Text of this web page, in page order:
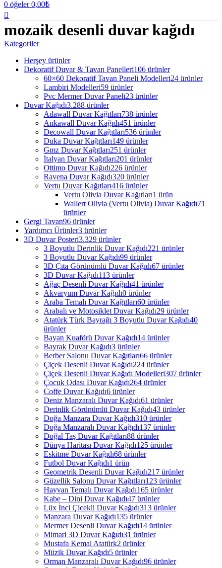
0 öğeler 0,00₺
mozaik desenli duvar kağıdı
Kategoriler
Herşey ürünler
Dekoratif Duvar & Tavan Panelleri106 ürünler
60×60 Dekoratif Tavan Paneli Modelleri24 ürünler
Lambiri Modelleri59 ürünler
Pvc Mermer Duvar Paneli23 ürünler
Duvar Kağıdı3.288 ürünler
Adawall Duvar Kağıtları738 ürünler
Ankawall Duvar Kağıdı451 ürünler
Decowall Duvar Kağıtları536 ürünler
Duka Duvar Kağıtları149 ürünler
Gmz Duvar Kağıtları251 ürünler
İtalyan Duvar Kağıtları201 ürünler
Ottimo Duvar Kağıdı226 ürünler
Ravena Duvar Kağıdı320 ürünler
Vertu Duvar Kağıtları416 ürünler
Vertu Olivia Duvar Kağıtları1 ürün
Wallert Olivia (Vertu Olivia) Duvar Kağıdı71
ürünler
Gergi Tavan96 ürünler
Yardımcı Ürünler3 ürünler
3D Duvar Posteri3.329 ürünler
3 Boyutlu Derinlik Duvar Kağıdı221 ürünler
3 Boyutlu Duvar Kağıdı99 ürünler
3D Çıta Görünümlü Duvar Kağıdı67 ürünler
3D Duvar Kağıdı113 ürünler
Ağaç Desenli Duvar Kağıdı41 ürünler
Akvaryum Duvar Kağıdı0 ürünler
Araba Temalı Duvar Kağıtları60 ürünler
Arabalı ve Motosiklet Duvar Kağıdı29 ürünler
Atatürk Türk Bayrağı 3 Boyutlu Duvar Kağıdı40
ürünler
Bayan Kuaförü Duvar Kağıdı14 ürünler
Bayrak Duvar Kağıdı3 ürünler
Berber Salonu Duvar Kağıtları66 ürünler
Çiçek Desenli Duvar Kağıdı224 ürünler
Çiçek Desenli Duvar Kağıdı Modelleri307 ürünler
Çocuk Odası Duvar Kağıdı264 ürünler
Coffe Duvar Kağıdı6 ürünler
Deniz Manzaralı Duvar Kağıdı61 ürünler
Derinlik Görünümlü Duvar Kağıdı43 ürünler
Doğa Manzara Duvar Kağıdı310 ürünler
Doğa Manzaralı Duvar Kağıdı137 ürünler
Doğal Taş Duvar Kağıtları88 ürünler
Dünya Haritası Duvar Kağıdı125 ürünler
Eskitme Duvar Kağıdı68 ürünler
Futbol Duvar Kağıdı1 ürün
Geometrik Desenli Duvar Kağıdı217 ürünler
Güzellik Salonu Duvar Kağıtları123 ürünler
Hayvan Temalı Duvar Kağıdı165 ürünler
Kabe – Dini Duvar Kağıdı47 ürünler
Lüx İnci Çicekli Duvar Kağıdı313 ürünler
Manzara Duvar Kağıdı135 ürünler
Mermer Desenli Duvar Kağıdı14 ürünler
Mimari 3D Duvar Kağıdı31 ürünler
Mustafa Kemal Atatürk2 ürünler
Müzik Duvar Kağıdı5 ürünler
Orman Manzaralı Duvar Kağıdı96 ürünler